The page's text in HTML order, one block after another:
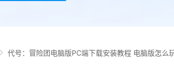
代号：冒险团电脑版PC端下载安装教程 电脑版怎么